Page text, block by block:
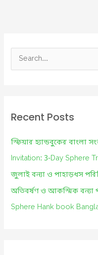
e
c
f
o
r
Recent Posts
স্ফিয়ার হ্যান্ডবুকের বাংলা
Invitation: 3-Day Sphere
জুলাই বন্যা ও পাহাড়ধস
অতিবর্ষণ ও আকস্মিক বন্যা
Sphere Hank book